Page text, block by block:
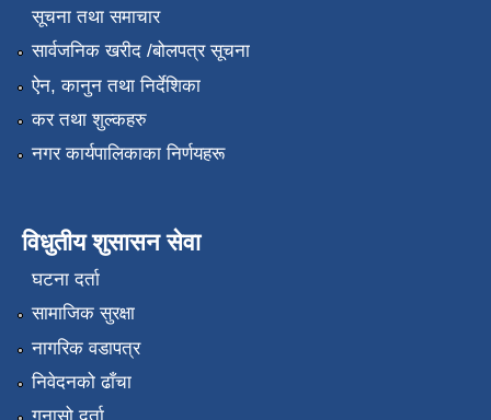
सूचना तथा समाचार
सार्वजनिक खरीद /बोलपत्र सूचना
ऐन, कानुन तथा निर्देशिका
कर तथा शुल्कहरु
नगर कार्यपालिकाका निर्णयहरू
विधुतीय शुसासन सेवा
घटना दर्ता
सामाजिक सुरक्षा
नागरिक वडापत्र
निवेदनको ढाँचा